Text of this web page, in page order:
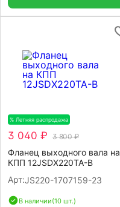
% Летняя распродажа
3 040 ₽ 3 800 ₽
Фланец выходного вала на
КПП 12JSDX220TA-B
Арт:JS220-1707159-23
В наличии(10 шт.)